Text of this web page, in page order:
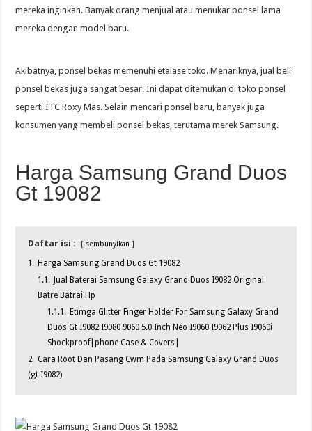
mereka inginkan. Banyak orang menjual atau menukar ponsel lama
mereka dengan model baru.
Akibatnya, ponsel bekas memenuhi etalase toko. Menariknya, jual beli
ponsel bekas juga sangat besar. Ini dapat ditemukan di toko ponsel
seperti ITC Roxy Mas. Selain mencari ponsel baru, banyak juga
konsumen yang membeli ponsel bekas, terutama merek Samsung.
Harga Samsung Grand Duos
Gt 19082
Daftar isi : sembunyikan
1. Harga Samsung Grand Duos Gt 19082
1.1. Jual Baterai Samsung Galaxy Grand Duos I9082 Original
Batre Batrai Hp
1.1.1. Etimga Glitter Finger Holder For Samsung Galaxy Grand
Duos Gt I9082 I9080 9060 5.0 Inch Neo I9060 I9062 Plus I9060i
Shockproof|phone Case & Covers|
2. Cara Root Dan Pasang Cwm Pada Samsung Galaxy Grand Duos
(gt I9082)